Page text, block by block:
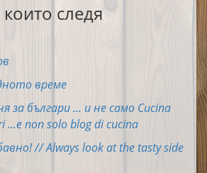
следя
време
за българи ... и не само Cucina
...e non solo blog di cucina
// Always look at the tasty side